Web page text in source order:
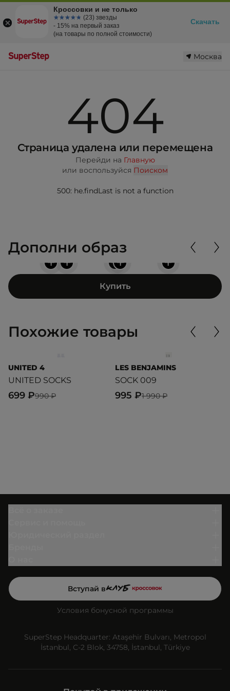
Москва
404
Страница удалена или перемещена
Перейди на Главную
или воспользуйся Поиском
500: he.findLast is not a function
Дополни образ
+
+ + +
+
Купить
Похожие товары
UNITED 4
UNITED SOCKS
990 ₽
699 ₽
LES BENJAMINS
SOCK 009
1 990 ₽
995 ₽
Вступай в
Условия бонусной программы
SuperStep Headquarter: Ataşehir Bulvarı, Metropol
İstanbul, C-2 Blok, 34758, İstanbul, Türkiye
Кроссовки и не только
☆☆☆☆☆
★★★★★ (23) звезды
- 15% на первый заказ
(на товары по полной стоимости)
Скачать